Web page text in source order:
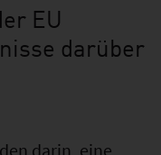
EU
darüber
darin, eine